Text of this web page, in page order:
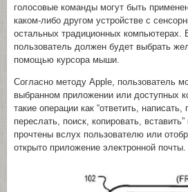
голосовые команды могут быть
каком-либо другом устройстве с
остальных традиционных компьютерах.
пользователь должен будет выбрать
помощью курсора мыши.
Согласно методу Apple, пользователь
выбранном приложении или доступных
такие операции как “ответить, написать,
переслать, поиск, копировать,
прочтены вслух пользователю или
открыто приложение электронной почты.